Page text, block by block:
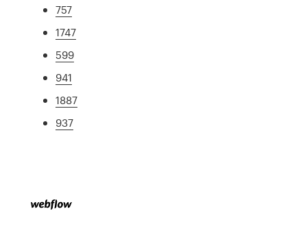
757
1747
599
941
1887
937